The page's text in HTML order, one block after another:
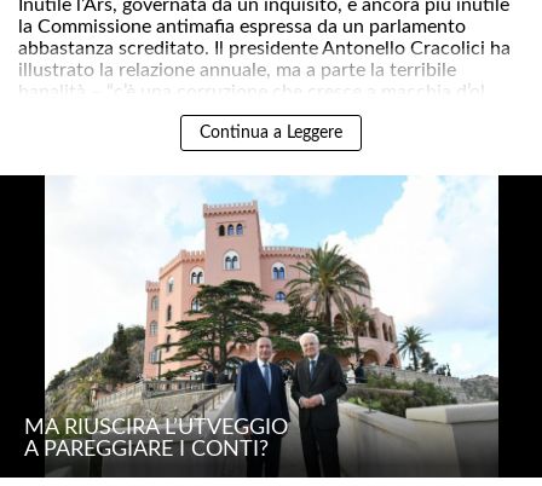
Inutile l’Ars, governata da un inquisito, e ancora più inutile
la Commissione antimafia espressa da un parlamento
abbastanza screditato. Il presidente Antonello Cracolici ha
illustrato la relazione annuale, ma a parte la terribile
banalità – “c’è una corruzione che cresce a macchia d’ol..
Continua a Leggere
MA RIUSCIRÀ L’UTVEGGIO
A PAREGGIARE I CONTI?